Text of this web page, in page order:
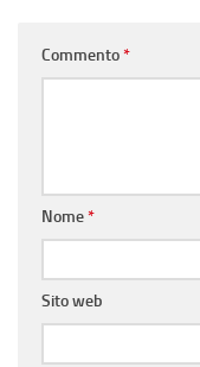
Commento*
Nome*
Sito web